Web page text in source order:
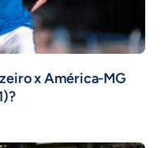
x América-MG